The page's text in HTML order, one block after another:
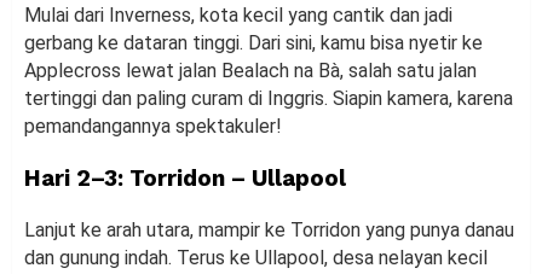
Mulai dari Inverness, kota kecil yang cantik dan jadi
gerbang ke dataran tinggi. Dari sini, kamu bisa nyetir ke
Applecross lewat jalan Bealach na Bà, salah satu jalan
tertinggi dan paling curam di Inggris. Siapin kamera, karena
pemandangannya spektakuler!
Hari 2–3: Torridon – Ullapool
Lanjut ke arah utara, mampir ke Torridon yang punya danau
dan gunung indah. Terus ke Ullapool, desa nelayan kecil